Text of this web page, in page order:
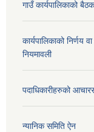
गाउँ कार्यपालिकाको
कार्यपालिकाको निर्णय
नियमावली
पदाधिकारीहरुको
न्यानिक समिति ऐन